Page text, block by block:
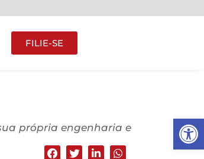
Abrir
FILIE-SE
própria engenharia e